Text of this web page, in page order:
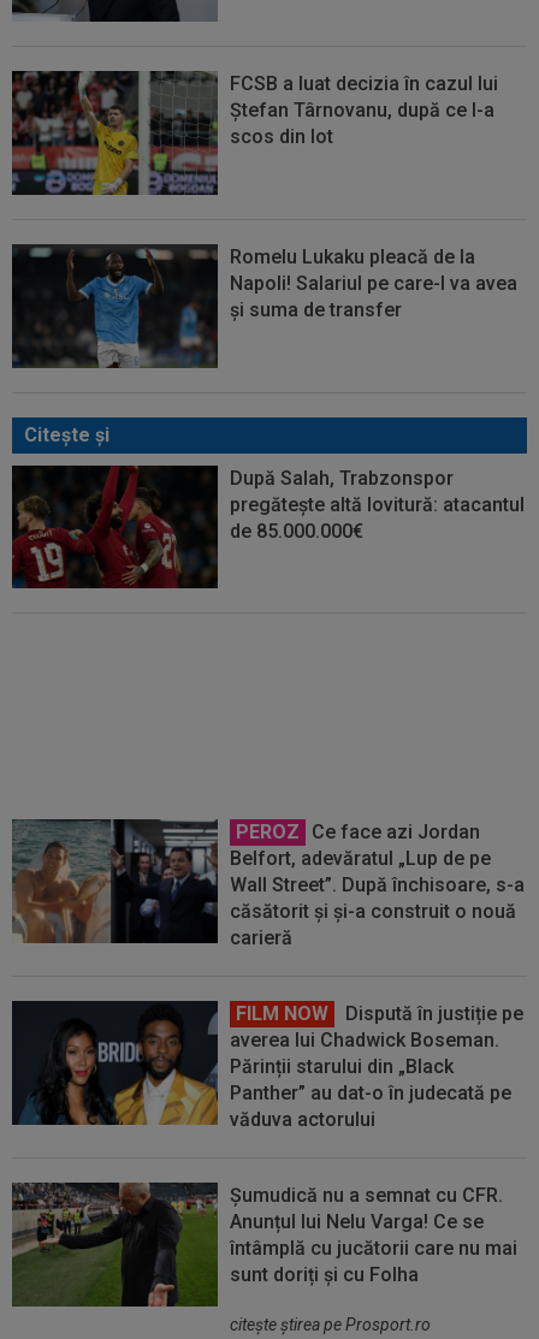
FCSB a luat decizia în cazul lui
Ștefan Târnovanu, după ce l-a
scos din lot
Romelu Lukaku pleacă de la
Napoli! Salariul pe care-l va avea
și suma de transfer
Citeşte şi
După Salah, Trabzonspor
pregătește altă lovitură: atacantul
de 85.000.000€
PEROZ
Ce face azi Jordan
Belfort, adevăratul „Lup de pe
Wall Street”. După închisoare, s-a
căsătorit și și-a construit o nouă
carieră
FILM NOW
Dispută în justiție pe
averea lui Chadwick Boseman.
Părinții starului din „Black
Panther” au dat-o în judecată pe
văduva actorului
Șumudică nu a semnat cu CFR.
Anunțul lui Nelu Varga! Ce se
întâmplă cu jucătorii care nu mai
sunt doriți și cu Folha
citeşte ştirea pe Prosport.ro